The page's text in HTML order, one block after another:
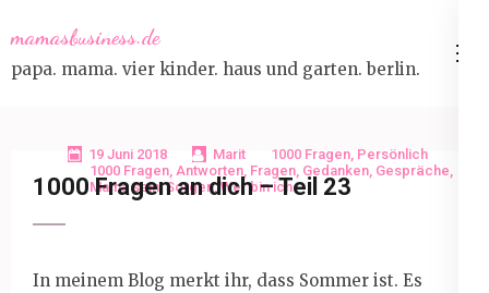
to
content
mamasbusiness.de
papa. mama. vier kinder. haus und garten. berlin.
19 Juni 2018 Marit 1000 Fragen, Persönlich
1000 Fragen, Antworten, Fragen, Gedanken, Gespräche,
Mama sein,Sorgen, Wer bin ich
1000 Fragen an dich – Teil 23
In meinem Blog merkt ihr, dass Sommer ist. Es